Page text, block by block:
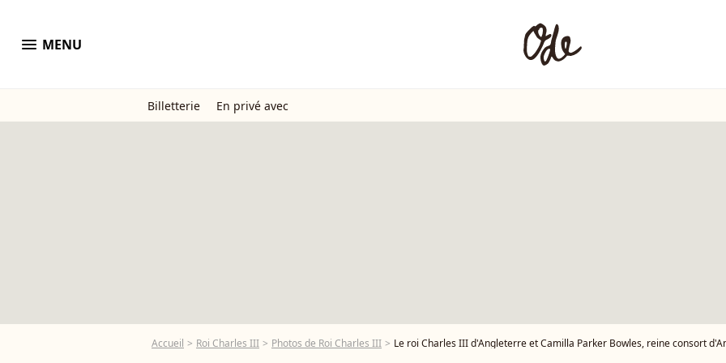
menu MENU
Billetterie En privé avec
Accueil Roi Charles III Photos de Roi Charles III Le roi Charles III d'Angleterre et Camilla Parker Bowles, reine consort d'Angleterre, assistent à la messe